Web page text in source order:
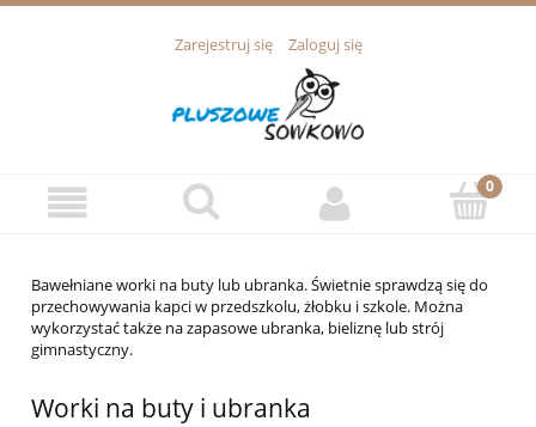
Zarejestruj się Zaloguj się
Bawełniane worki na buty lub ubranka. Świetnie sprawdzą się do
przechowywania kapci w przedszkolu, żłobku i szkole. Można
wykorzystać także na zapasowe ubranka, bieliznę lub strój
gimnastyczny.
Worki na buty i ubranka